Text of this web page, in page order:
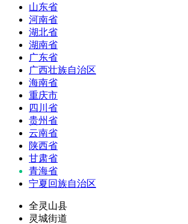
山东省
河南省
湖北省
湖南省
广东省
广西壮族自治区
海南省
重庆市
四川省
贵州省
云南省
陕西省
甘肃省
青海省
宁夏回族自治区
全灵山县
灵城街道